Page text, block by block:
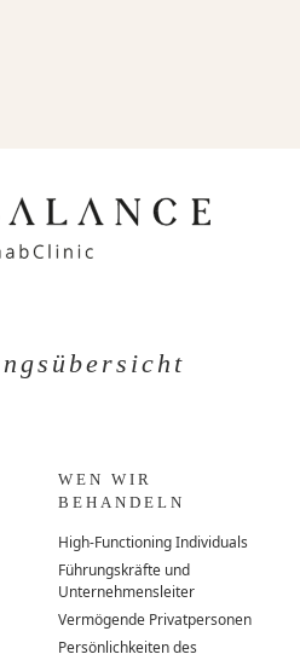
WEN WIR
BEHANDELN
High-Functioning Individuals
Führungskräfte und
Unternehmensleiter
Vermögende Privatpersonen
Persönlichkeiten des